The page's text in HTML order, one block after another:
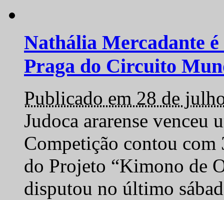
Nathália Mercadante
Praga do Circuito
Publicado em 28 de
Judoca ararense venceu
Competição contou com
do Projeto “Kimono de
disputou no último